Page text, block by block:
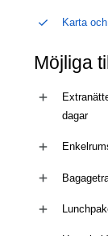
Karta
Möjliga
dagar